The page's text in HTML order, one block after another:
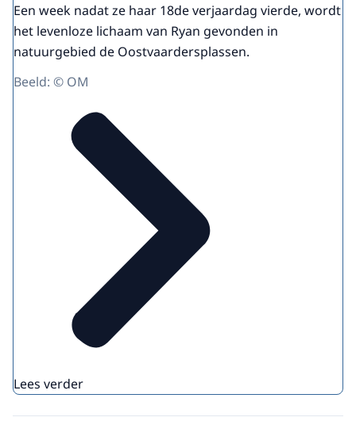
Een week nadat ze haar 18de verjaardag vierde, wordt
het levenloze lichaam van Ryan gevonden in
natuurgebied de Oostvaardersplassen.
Beeld: © OM
Lees verder